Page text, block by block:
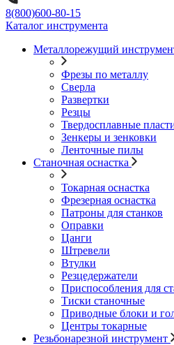
8(800)600-80-15
Каталог инструмента
Металлорежущий
Фрезы по металлу
Сверла
Развертки
Резцы
Твердосплавные
Зенкеры и зенковки
Ленточные пилы
Станочная оснастка
Токарная оснастка
Фрезерная оснастка
Патроны для станков
Оправки
Цанги
Штревели
Втулки
Резцедержатели
Приспособления для
Тиски станочные
Приводные блоки и
Центры токарные
Резьбонарезной инструмент